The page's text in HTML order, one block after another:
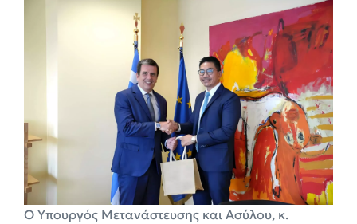
Ο Υπουργός Μετανάστευσης και Ασύλου, κ.